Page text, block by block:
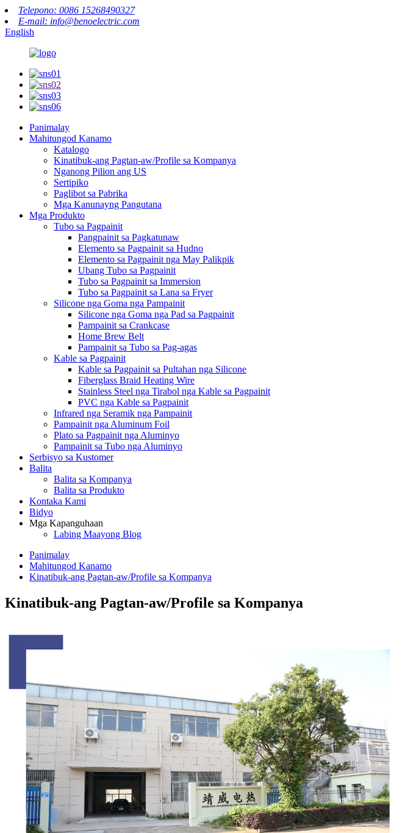
Telepono: 0086 15268490327
E-mail: info@benoelectric.com
English
Panimalay
Mahitungod Kanamo
Katalogo
Kinatibuk-ang Pagtan-aw/Profile sa Kompanya
Nganong Pilion ang US
Sertipiko
Paglibot sa Pabrika
Mga Kanunayng Pangutana
Mga Produkto
Tubo sa Pagpainit
Pangpainit sa Pagkatunaw
Elemento sa Pagpainit sa Hudno
Elemento sa Pagpainit nga May Palikpik
Ubang Tubo sa Pagpainit
Tubo sa Pagpainit sa Immersion
Tubo sa Pagpainit sa Lana sa Fryer
Silicone nga Goma nga Pampainit
Silicone nga Goma nga Pad sa Pagpainit
Pampainit sa Crankcase
Home Brew Belt
Pampainit sa Tubo sa Pag-agas
Kable sa Pagpainit
Kable sa Pagpainit sa Pultahan nga Silicone
Fiberglass Braid Heating Wire
Stainless Steel nga Tirabol nga Kable sa Pagpainit
PVC nga Kable sa Pagpainit
Infrared nga Seramik nga Pampainit
Pampainit nga Aluminum Foil
Plato sa Pagpainit nga Aluminyo
Pampainit sa Tubo nga Aluminyo
Serbisyo sa Kustomer
Balita
Balita sa Kompanya
Balita sa Produkto
Kontaka Kami
Bidyo
Mga Kapanguhaan
Labing Maayong Blog
Panimalay
Mahitungod Kanamo
Kinatibuk-ang Pagtan-aw/Profile sa Kompanya
Kinatibuk-ang Pagtan-aw/Profile sa Kompanya